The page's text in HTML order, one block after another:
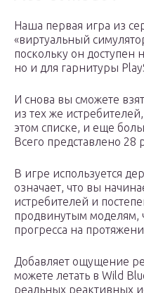
Наша первая игра из
«виртуальный
поскольку он доступен
но и для гарнитуры
И снова вы сможете
из тех же
этом списке, и еще
Всего представлено 28
В игре используется
означает, что вы
истребителей и
продвинутым моделям,
прогресса на
Добавляет ощущение
можете летать в Wild
реальных реактивных